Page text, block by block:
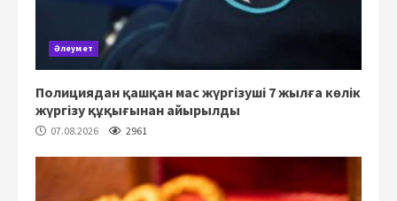
Әлеумет
Полициядан қашқан мас жүргізуші 7 жылға көлік
жүргізу құқығынан айырылды
07.08.2026 2961